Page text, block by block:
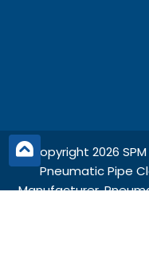
© Copyright 2026
Pneumatic Pipe
Manufacturer,